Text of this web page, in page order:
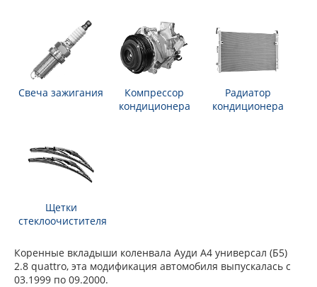
Свеча зажигания
Компрессор
кондиционера
Радиатор
кондиционера
Щетки
стеклоочистителя
Коренные вкладыши коленвала Ауди А4 универсал (Б5)
2.8 quattro, эта модификация автомобиля выпускалась с
03.1999 по 09.2000.